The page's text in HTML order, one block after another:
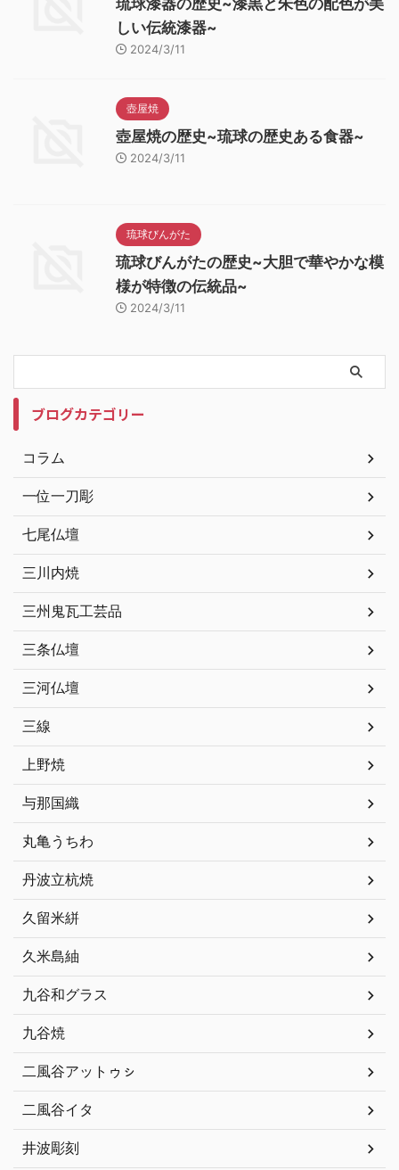
琉球漆器の歴史~漆黒と朱色の配色が美
しい伝統漆器~
2024/3/11
壺屋焼
壺屋焼の歴史~琉球の歴史ある食器~
2024/3/11
琉球びんがた
琉球びんがたの歴史~大胆で華やかな模
様が特徴の伝統品~
2024/3/11
ブログカテゴリー
コラム
一位一刀彫
七尾仏壇
三川内焼
三州鬼瓦工芸品
三条仏壇
三河仏壇
三線
上野焼
与那国織
丸亀うちわ
丹波立杭焼
久留米絣
久米島紬
九谷和グラス
九谷焼
二風谷アットゥㇱ
二風谷イタ
井波彫刻